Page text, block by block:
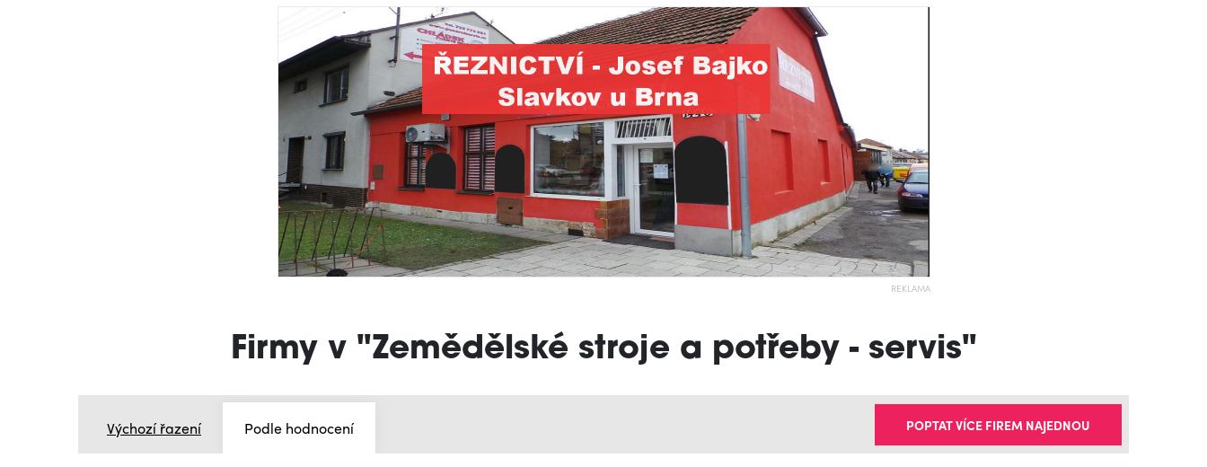
REKLAMA
Firmy v "Zemědělské stroje a potřeby - servis"
Výchozí řazení Podle hodnocení POPTAT VÍCE FIREM NAJEDNOU